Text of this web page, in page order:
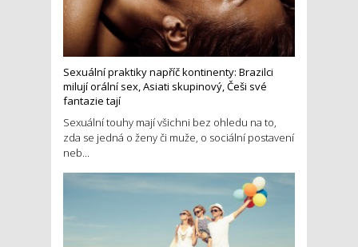
Sexuální praktiky napříč kontinenty: Brazilci
milují orální sex, Asiati skupinový, Češi své
fantazie tají
Sexuální touhy mají všichni bez ohledu na to,
zda se jedná o ženy či muže, o sociální postavení
neb...